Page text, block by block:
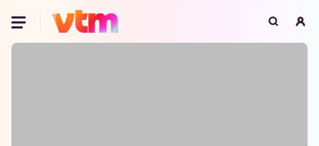
Oeps, browser niet ondersteund